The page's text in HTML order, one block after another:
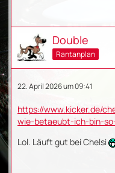
Double
Rantanplan
22. April 2026 um 09:41
https://www.kicker.de/
wie-betaeubt-ich-bin-
Lol. Läuft gut bei Chelsi